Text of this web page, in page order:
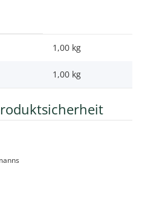
1,00 kg
1,00 kg